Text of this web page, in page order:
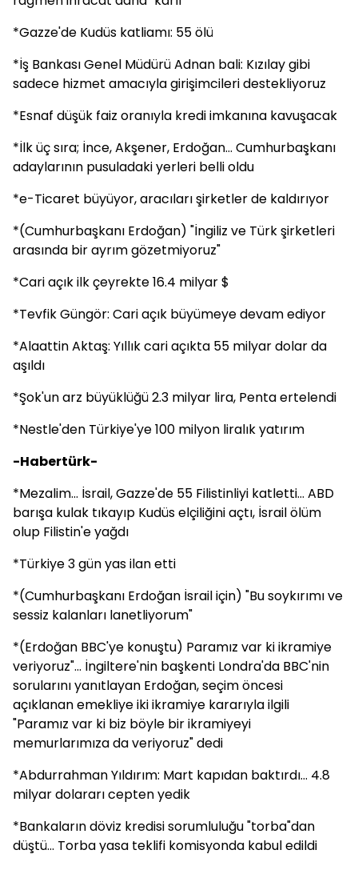
*Gazze'de Kudüs katliamı: 55 ölü
*İş Bankası Genel Müdürü Adnan bali: Kızılay gibi
sadece hizmet amacıyla girişimcileri destekliyoruz
*Esnaf düşük faiz oranıyla kredi imkanına kavuşacak
*İlk üç sıra; İnce, Akşener, Erdoğan... Cumhurbaşkanı
adaylarının pusuladaki yerleri belli oldu
*e-Ticaret büyüyor, aracıları şirketler de kaldırıyor
*(Cumhurbaşkanı Erdoğan) "İngiliz ve Türk şirketleri
arasında bir ayrım gözetmiyoruz"
*Cari açık ilk çeyrekte 16.4 milyar $
*Tevfik Güngör: Cari açık büyümeye devam ediyor
*Alaattin Aktaş: Yıllık cari açıkta 55 milyar dolar da
aşıldı
*Şok'un arz büyüklüğü 2.3 milyar lira, Penta ertelendi
*Nestle'den Türkiye'ye 100 milyon liralık yatırım
-Habertürk-
*Mezalim... İsrail, Gazze'de 55 Filistinliyi katletti... ABD
barışa kulak tıkayıp Kudüs elçiliğini açtı, İsrail ölüm
olup Filistin'e yağdı
*Türkiye 3 gün yas ilan etti
*(Cumhurbaşkanı Erdoğan İsrail için) "Bu soykırımı ve
sessiz kalanları lanetliyorum"
*(Erdoğan BBC'ye konuştu) Paramız var ki ikramiye
veriyoruz"... İngiltere'nin başkenti Londra'da BBC'nin
sorularını yanıtlayan Erdoğan, seçim öncesi
açıklanan emekliye iki ikramiye kararıyla ilgili
"Paramız var ki biz böyle bir ikramiyeyi
memurlarımıza da veriyoruz" dedi
*Abdurrahman Yıldırım: Mart kapıdan baktırdı... 4.8
milyar dolararı cepten yedik
*Bankaların döviz kredisi sorumluluğu "torba"dan
düştü... Torba yasa teklifi komisyonda kabul edildi